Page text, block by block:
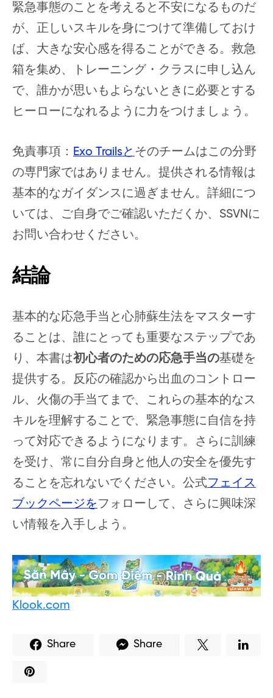
緊急事態のことを考えると不安になるものだ
が、正しいスキルを身につけて準備しておけ
ば、大きな安心感を得ることができる。救急
箱を集め、トレーニング・クラスに申し込ん
で、誰かが思いもよらないときに必要とする
ヒーローになれるように力をつけましょう。
免責事項： Exo Trailsと そのチームはこの分野
の専門家ではありません。提供される情報は
基本的なガイダンスに過ぎません。詳細につ
いては、ご自身でご確認いただくか、SSVNに
お問い合わせください。
結論
基本的な応急手当と心肺蘇生法をマスターす
ることは、誰にとっても重要なステップであ
り、本書は初心者のための応急手当の基礎を
提供する。反応の確認から出血のコントロー
ル、火傷の手当てまで、これらの基本的なス
キルを理解することで、緊急事態に自信を持
って対応できるようになります。さらに訓練
を受け、常に自分自身と他人の安全を優先す
ることを忘れないでください。公式フェイス
ブックページをフォローして、さらに興味深
い情報を入手しよう。
Klook.com
Share Share